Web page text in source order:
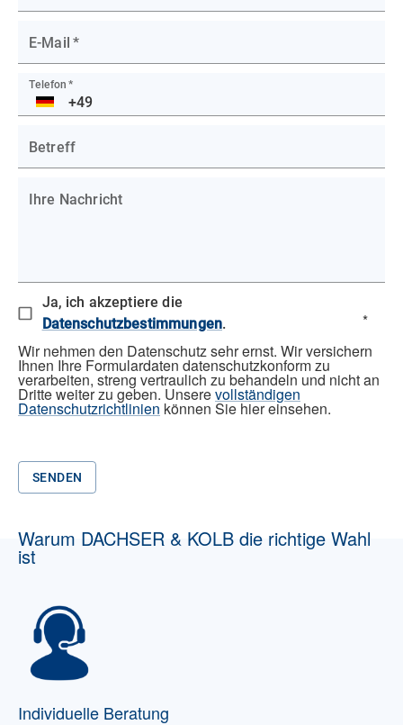
E-Mail *
Telefon *
DE
Betreff
Ihre Nachricht
Ja, ich akzeptiere die
Datenschutzbestimmungen.
*
Wir nehmen den Datenschutz sehr ernst. Wir versichern
Ihnen Ihre Formulardaten datenschutzkonform zu
verarbeiten, streng vertraulich zu behandeln und nicht an
Dritte weiter zu geben. Unserevollständigen
Datenschutzrichtlinien können Sie hier einsehen.
SENDEN
Warum DACHSER & KOLB die richtige Wahl
ist
Individuelle Beratung